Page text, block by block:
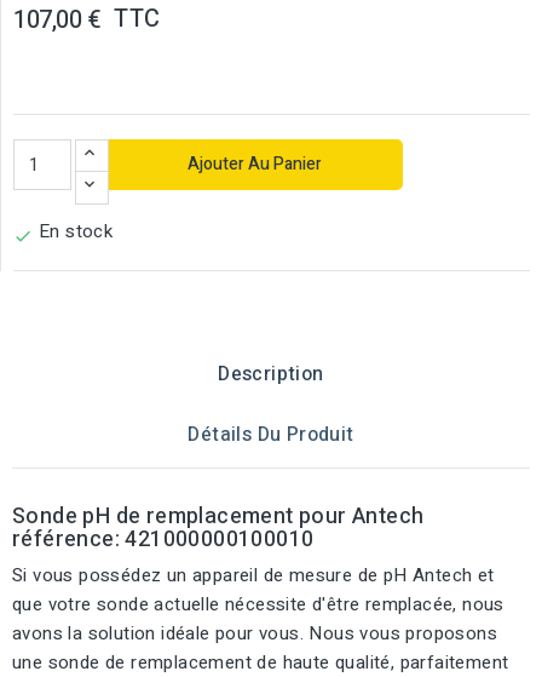
107,00 € TTC
Ajouter Au Panier
 En stock
Description
Détails Du Produit
Sonde pH de remplacement pour Antech
référence: 421000000100010
Si vous possédez un appareil de mesure de pH Antech et
que votre sonde actuelle nécessite d'être remplacée, nous
avons la solution idéale pour vous. Nous vous proposons
une sonde de remplacement de haute qualité, parfaitement